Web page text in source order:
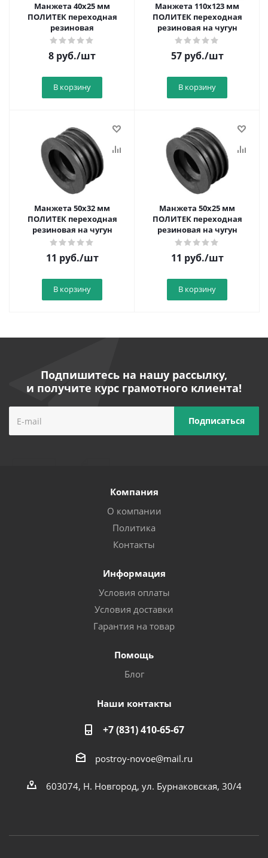
Манжета 40х25 мм
ПОЛИТЕК переходная
резиновая
8 руб./шт
В корзину
Манжета 110х123 мм
ПОЛИТЕК переходная
резиновая на чугун
57руб./шт
В корзину
Манжета 50х32 мм
ПОЛИТЕК переходная
резиновая на чугун
11 руб./шт
В корзину
Манжета 50х25 мм
ПОЛИТЕК переходная
резиновая на чугун
11 руб./шт
В корзину
Подпишитесь на нашу рассылку,
и получите курс грамотного клиента!
Компания
О компании
Политика
Контакты
Информация
Условия оплаты
Условия доставки
Гарантия на товар
Помощь
Блог
Наши контакты
+7 (831) 410-65-67
postroy-novoe@mail.ru
603074, Н. Новгород, ул. Бурнаковская, 30/4